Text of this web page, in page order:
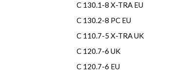
C 130.1-8 X-TRA EU
C 130.2-8 PC EU
C 110.7-5 X-TRA UK
C 120.7-6 UK
C 120.7-6 EU